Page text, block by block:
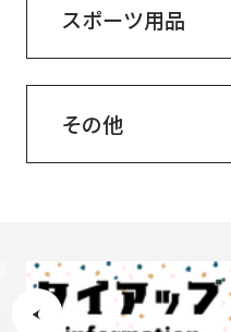
スポーツ用品
その他